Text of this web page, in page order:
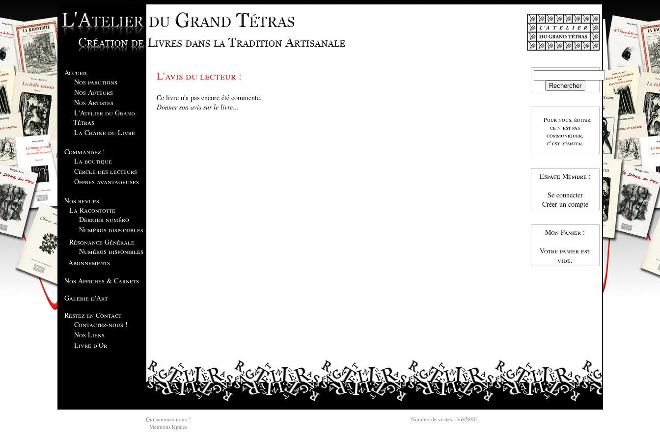
Accueil
Nos parutions
Nos Auteurs
Nos Artistes
L'Atelier du Grand
Tétras
La Chaine du Livre
Commandez !
La boutique
Cercle des lecteurs
Offres avantageuses
Nos revues
La Racontotte
Dernier numéro
Numéros disponibles
Résonance Générale
Numéros disponibles
Abonnements
Nos Affiches & Carnets
Galerie d'Art
Restez en Contact
Contactez-nous !
Nos Liens
Livre d'Or
Pour nous, éditer,
ce n’est pas
communiquer,
c’est résister.
Espace Membre :
Se connecter
Créer un compte
Mon Panier :
Votre panier est
vide.
L'avis du lecteur :
Ce livre n'a pas encore été commenté.
Donner son avis sur le livre...
Qui sommes-nous ?
Mentions légales
Nombre de visites : 3685890